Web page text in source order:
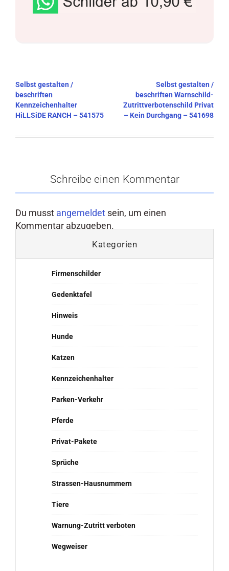
Beitragsnavigation
Selbst gestalten /
beschriften
Kennzeichenhalter
HiLLSiDE RANCH – 541575
Selbst gestalten /
beschriften Warnschild-
Zutrittverbotenschild Privat
– Kein Durchgang – 541698
Schreibe einen Kommentar
Du musst angemeldet sein, um einen
Kommentar abzugeben.
Kategorien
Firmenschilder
Gedenktafel
Hinweis
Hunde
Katzen
Kennzeichenhalter
Parken-Verkehr
Pferde
Privat-Pakete
Sprüche
Strassen-Hausnummern
Tiere
Warnung-Zutritt verboten
Wegweiser